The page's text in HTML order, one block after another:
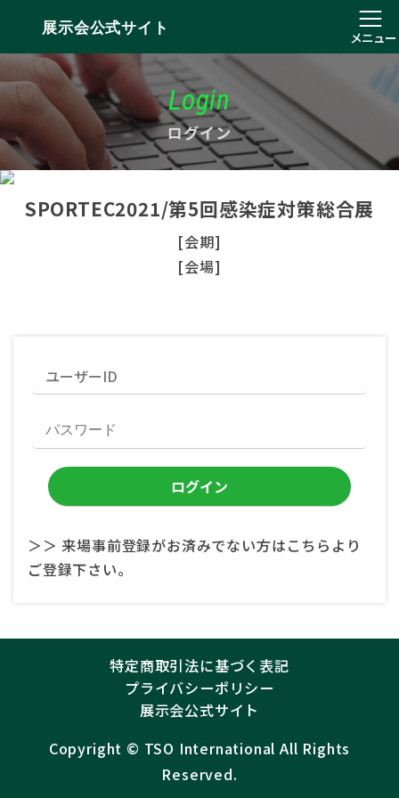
展示会公式サイト
メニュー
Login
ログイン
SPORTEC2021/第5回感染症対策総合展
[会期]
[会場]
＞＞ 来場事前登録がお済みでない方はこちらより
ご登録下さい。
特定商取引法に基づく表記
プライバシーポリシー
展示会公式サイト
Copyright ©︎ TSO International All Rights
Reserved.